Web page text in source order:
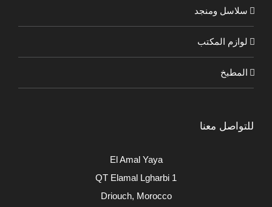
سلاسل ومنجد
لوازم المكتب
المطبخ
للتواصل معنا
El Amal Yaya
QT Elamal Lgharbi 1
Driouch, Morocco